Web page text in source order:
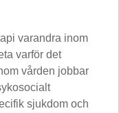
varandra inom
varför det
vården jobbar
sjukdom och